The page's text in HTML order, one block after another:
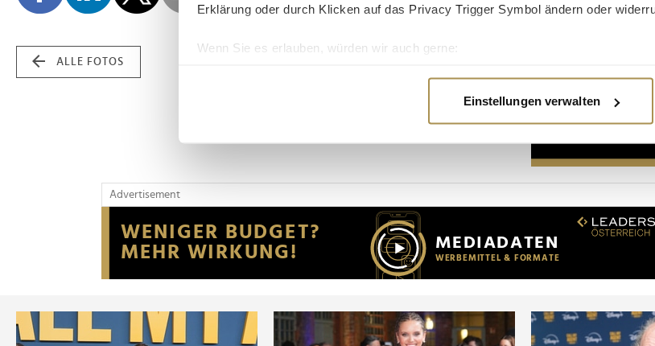
Erklärung oder durch Klicken auf das Privacy Trigger Symbol ändern oder
Wenn Sie es erlauben, würden wir auch gerne:
Erfahren Sie mehr darüber, wie Ihre persönlichen Daten verarbeitet werden, und
Wir verwenden Cookies, um Inhalte und Anzeigen zu personalisieren,
Website an unsere Partner für soziale Medien, Werbung und Analysen weiter.
möglicherweise mit weiteren Daten zusammen, die Sie ihnen bereitgestellt
der Dienste gesammelt haben.
Einstellungen verwalten
ALLE FOTOS
Advertisement